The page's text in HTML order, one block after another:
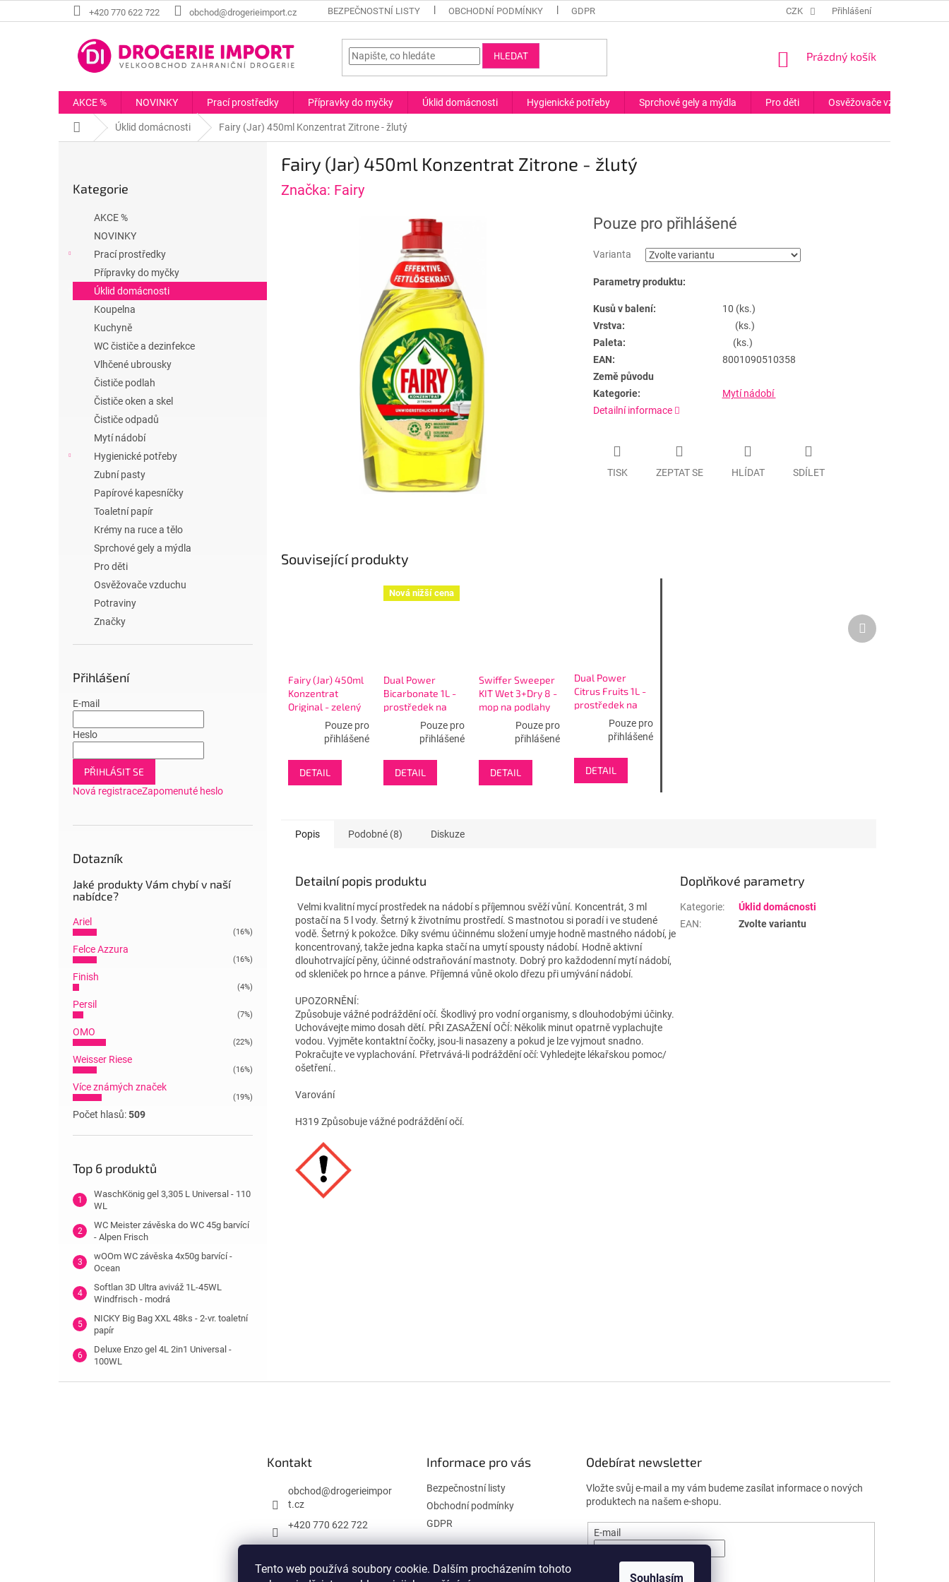
Tento web používá soubory cookie. Dalším procházením tohoto
Souhlasím
na
+420 770 622 722 obchod@drogerieimport.cz BEZPEČNOSTNÍ LISTY OBCHODNÍ PODMÍNKY GDPR CZK Přihlášení
HLEDAT
NÁKUPNÍ
Prázdný košík
AKCE % NOVINKY Prací prostředky Přípravky do myčky Úklid domácnosti Hygienické potřeby Sprchové gely a mýdla Pro děti Osvěžovače vzduchu
Domů Úklid domácnosti Fairy (Jar) 450ml Konzentrat Zitrone - žlutý
kategorie
Kategorie
AKCE %
NOVINKY
Prací prostředky
Přípravky do myčky
Úklid domácnosti
Koupelna
Kuchyně
WC čističe a dezinfekce
Vlhčené ubrousky
Čističe podlah
Čističe oken a skel
Čističe odpadů
Mytí nádobí
Hygienické potřeby
Zubní pasty
Papírové kapesníčky
Toaletní papír
Krémy na ruce a tělo
Sprchové gely a mýdla
Pro děti
Osvěžovače vzduchu
Potraviny
Značky
Přihlášení
E-mail
Heslo
PŘIHLÁSIT SE
Nová registraceZapomenuté heslo
Dotazník
Jaké produkty Vám chybí v naší
nabídce?
Ariel
(16%)
Felce Azzura
(16%)
Finish
(4%)
Persil
(7%)
OMO
(22%)
Weisser Riese
(16%)
Více známých značek
(19%)
Počet hlasů:509
Top 6 produktů
WaschKönig gel 3,305 L Universal - 110
WL
WC Meister závěska do WC 45g barvící
- Alpen Frisch
wOOm WC závěska 4x50g barvící -
Ocean
Softlan 3D Ultra aviváž 1L-45WL
Windfrisch - modrá
NICKY Big Bag XXL 48ks - 2-vr. toaletní
papír
Deluxe Enzo gel 4L 2in1 Universal -
100WL
Fairy (Jar) 450ml Konzentrat Zitrone - žlutý
Značka: Fairy
Pouze pro přihlášené
Varianta
Parametry produktu:
Kusů v balení:
10 (ks.)
Vrstva:
(ks.)
Paleta:
(ks.)
EAN:
8001090510358
Země původu
Kategorie:
Mytí nádobí
Detailní informace
TISK ZEPTAT SE HLÍDAT SDÍLET
Související produkty
Fairy (Jar) 450ml
Konzentrat
Original - zelený
Pouze pro
přihlášené
DETAIL
Nová nižší cena
Dual Power
Bicarbonate 1L -
prostředek na
pumpičkou
Pouze pro
přihlášené
DETAIL
Swiffer Sweeper
KIT Wet 3+Dry 8 -
mop na podlahy
startovací sada
Pouze pro
přihlášené
DETAIL
Dual Power
Citrus Fruits 1L -
prostředek na
Pouze pro
přihlášené
DETAIL
Další
produkt
Popis Podobné (8) Diskuze
Detailní popis produktu
Velmi kvalitní mycí prostředek na nádobí s příjemnou svěží vůní. Koncentrát, 3 ml
postačí na 5 l vody. Šetrný k životnímu prostředí. S mastnotou si poradí i ve studené
vodě. Šetrný k pokožce. Díky svému účinnému složení umyje hodně mastného nádobí, je
koncentrovaný, takže jedna kapka stačí na umytí spousty nádobí. Hodně aktivní
dlouhotrvající pěny, účinné odstraňování mastnoty. Dobrý pro každodenní mytí nádobí,
od skleniček po hrnce a pánve. Příjemná vůně okolo dřezu při umývání nádobí.
UPOZORNĚNÍ:
Způsobuje vážné podráždění očí. Škodlivý pro vodní organismy, s dlouhodobými účinky.
Uchovávejte mimo dosah dětí. PŘI ZASAŽENÍ OČÍ: Několik minut opatrně vyplachujte
vodou. Vyjměte kontaktní čočky, jsou-li nasazeny a pokud je lze vyjmout snadno.
Pokračujte ve vyplachování. Přetrvává-li podráždění očí: Vyhledejte lékařskou pomoc/
ošetření..
Varování
H319 Způsobuje vážné podráždění očí.
Doplňkové parametry
Kategorie:
Úklid domácnosti
EAN: Zvolte variantu
Kontakt
obchod@drogerieimpor
t.cz
+420 770 622 722
Informace pro vás
Bezpečnostní listy
Obchodní podmínky
GDPR
Odebírat newsletter
Vložte svůj e-mail a my vám budeme zasílat informace o nových
produktech na našem e-shopu.
E-mail